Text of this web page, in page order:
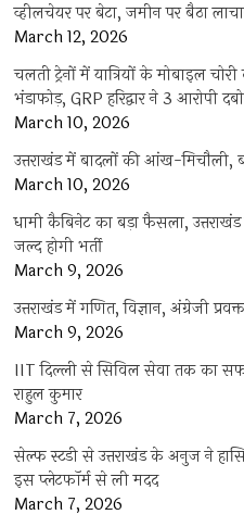
व्हीलचेयर पर बेटा, जमीन पर बैठा
March 12, 2026
चलती ट्रेनों में यात्रियों के मोबाइल
भंडाफोड़, GRP हरिद्वार ने 3 आरोपी
March 10, 2026
उत्तराखंड में बादलों की आंख-मिचौली,
March 10, 2026
धामी कैबिनेट का बड़ा फैसला,
जल्द होगी भर्ती
March 9, 2026
उत्तराखंड में गणित, विज्ञान, अंग्रेजी
March 9, 2026
IIT दिल्ली से सिविल सेवा तक का
राहुल कुमार
March 7, 2026
सेल्फ स्टडी से उत्तराखंड के अनुज ने
इस प्लेटफॉर्म से ली मदद
March 7, 2026